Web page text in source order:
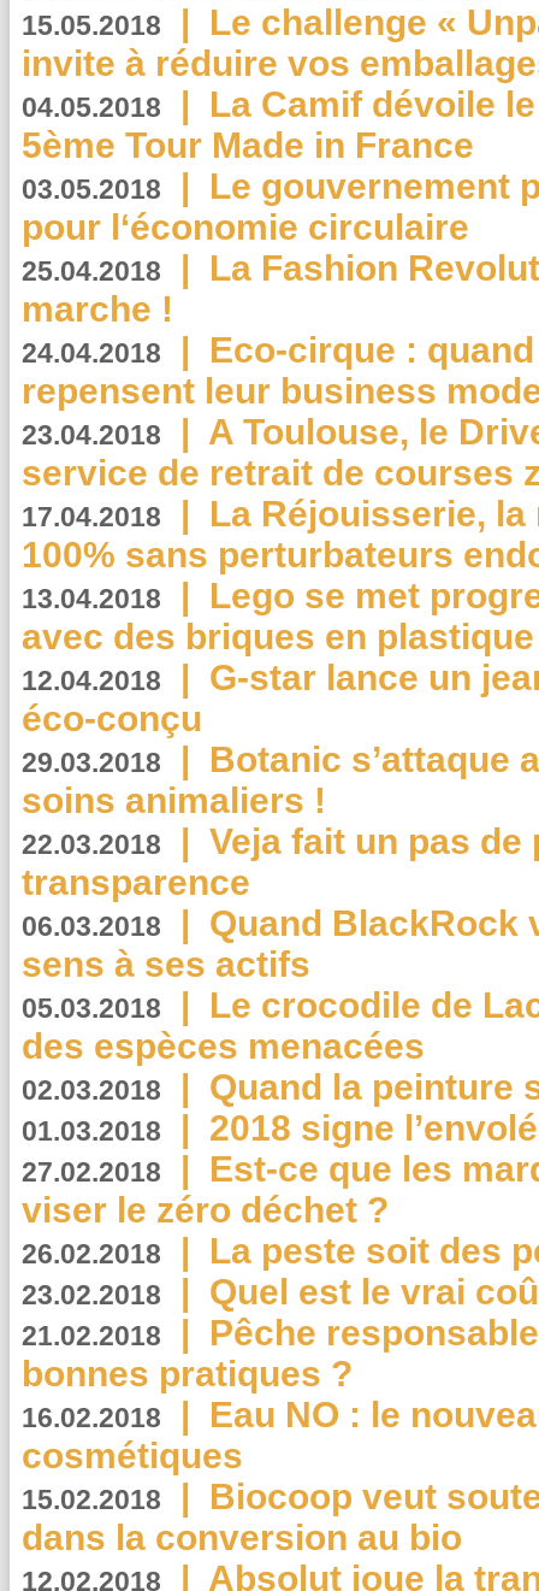
15.05.2018 | Le challenge «
invite à réduire vos
04.05.2018 | La Camif dévoile
5ème Tour Made in France
03.05.2018 | Le gouvernement
pour l‘économie circulaire
25.04.2018 | La Fashion
marche !
24.04.2018 | Eco-cirque :
repensent leur business
23.04.2018 | A Toulouse, le
service de retrait de courses
17.04.2018 | La Réjouisserie,
100% sans perturbateurs
13.04.2018 | Lego se met
avec des briques en
12.04.2018 | G-star lance un
éco-conçu
29.03.2018 | Botanic s’attaque
soins animaliers !
22.03.2018 | Veja fait un pas de
transparence
06.03.2018 | Quand BlackRock
sens à ses actifs
05.03.2018 | Le crocodile de
des espèces menacées
02.03.2018 | Quand la peinture
01.03.2018 | 2018 signe
27.02.2018 | Est-ce que les
viser le zéro déchet ?
26.02.2018 | La peste soit des
23.02.2018 | Quel est le vrai
21.02.2018 | Pêche
bonnes pratiques ?
16.02.2018 | Eau NO : le
cosmétiques
15.02.2018 | Biocoop veut
dans la conversion au bio
12.02.2018 | Absolut joue la